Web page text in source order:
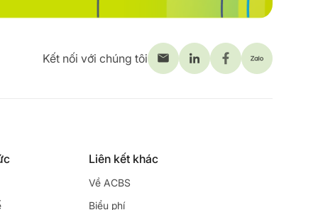
Kết nối với chúng tôi
Liên kết khác
Về ACBS
Biểu phí